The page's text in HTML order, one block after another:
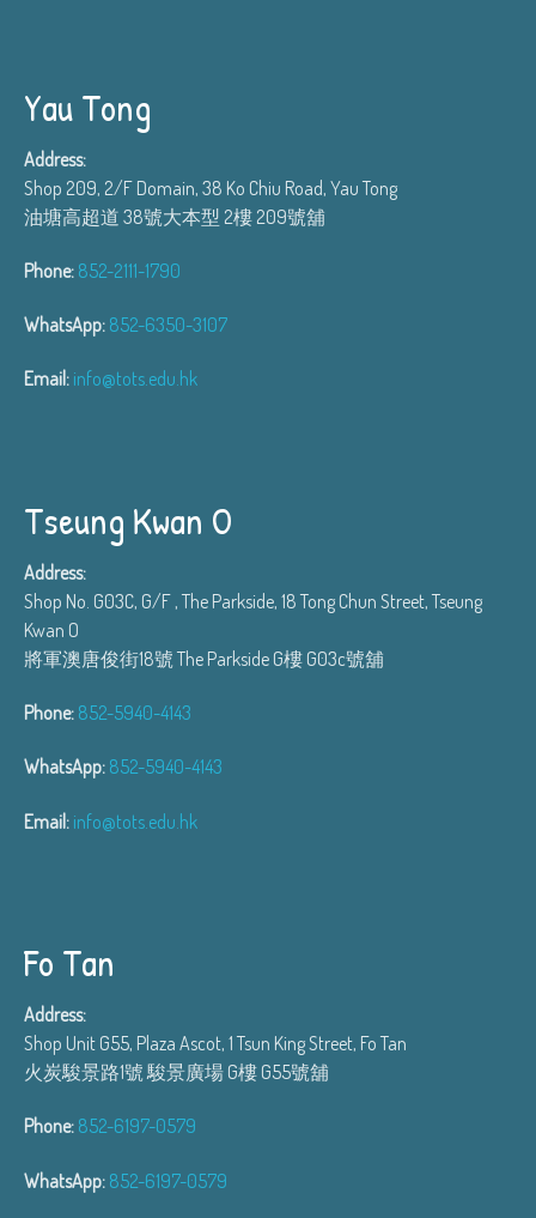
Yau Tong
Address:
Shop 209, 2/F Domain, 38 Ko Chiu Road, Yau Tong
油塘高超道 38號大本型 2樓 209號舖
Phone: 852-2111-1790
WhatsApp: 852-6350-3107
Email: info@tots.edu.hk
Tseung Kwan O
Address:
Shop No. G03C, G/F , The Parkside, 18 Tong Chun Street, Tseung
Kwan O
將軍澳唐俊街18號 The Parkside G樓 G03c號舖
Phone: 852-5940-4143
WhatsApp: 852-5940-4143
Email: info@tots.edu.hk
Fo Tan
Address:
Shop Unit G55, Plaza Ascot, 1 Tsun King Street, Fo Tan
火炭駿景路1號 駿景廣場 G樓 G55號舖
Phone: 852-6197-0579
WhatsApp: 852-6197-0579